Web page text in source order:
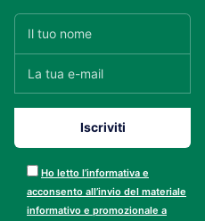
Ho letto l’informativa e
acconsento all’invio del materiale
informativo e promozionale a